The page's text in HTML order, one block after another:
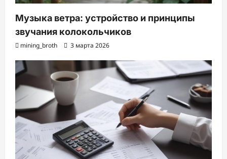
Музыка ветра: устройство и принципы
звучания колокольчиков
mining_broth 3 марта 2026